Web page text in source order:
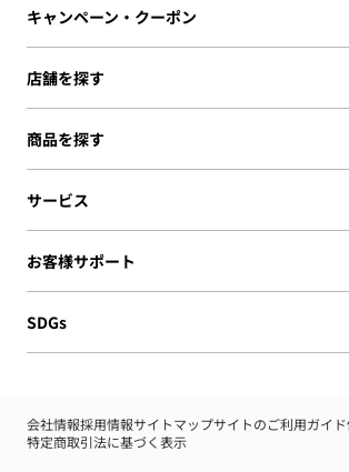
キャンペーン・クーポン
店舗を探す
商品を探す
サービス
お客様サポート
SDGs
会社情報採用情報サイトマップサイトのご利用ガイド
特定商取引法に基づく表示